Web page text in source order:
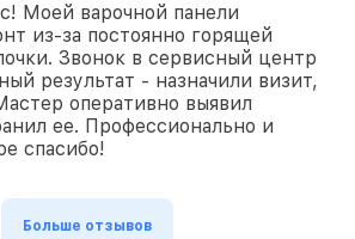
Моей варочной панели
из-за постоянно горящей
Звонок в сервисный центр
результат - назначили визит,
оперативно выявил
ее. Профессионально и
спасибо!
Больше отзывов